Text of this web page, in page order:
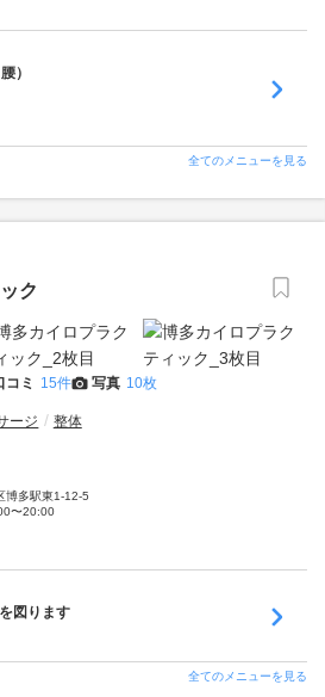
）
全てのメニューを見る
ク
コミ 15件 写真 10枚
ージ 整体
博多駅東1-12-5
〜20:00
図ります
全てのメニューを見る